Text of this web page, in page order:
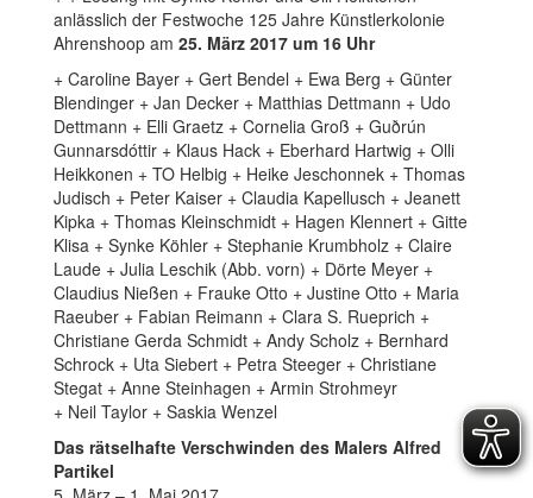
anlässlich der Festwoche 125 Jahre Künstlerkolonie
Ahrenshoop am 25. März 2017 um 16 Uhr
+ Caroline Bayer + Gert Bendel + Ewa Berg + Günter
Blendinger + Jan Decker + Matthias Dettmann + Udo
Dettmann + Elli Graetz + Cornelia Groß + Guðrún
Gunnarsdóttir + Klaus Hack + Eberhard Hartwig + Olli
Heikkonen + TO Helbig + Heike Jeschonnek + Thomas
Judisch + Peter Kaiser + Claudia Kapellusch + Jeanett
Kipka + Thomas Kleinschmidt + Hagen Klennert + Gitte
Klisa + Synke Köhler + Stephanie Krumbholz + Claire
Laude + Julia Leschik (Abb. vorn) + Dörte Meyer +
Claudius Nießen + Frauke Otto + Justine Otto + Maria
Raeuber + Fabian Reimann + Clara S. Rueprich +
Christiane Gerda Schmidt + Andy Scholz + Bernhard
Schrock + Uta Siebert + Petra Steeger + Christiane
Stegat + Anne Steinhagen + Armin Strohmeyr
+ Neil Taylor + Saskia Wenzel
Das rätselhafte Verschwinden des Malers Alfred
Partikel